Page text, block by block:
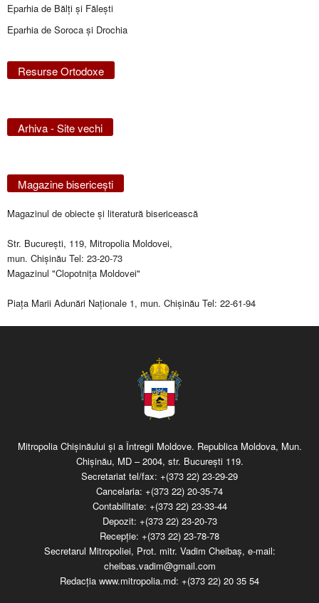
Eparhia de Bălţi şi Făleşti
Eparhia de Soroca și Drochia
Resurse Ortodoxe
Arhiva - Site vechi
Magazine bisericeşti
Magazinul de obiecte şi literatură bisericească
Str. Bucureşti, 119, Mitropolia Moldovei,
mun. Chişinău Tel: 23-20-73
Magazinul "Clopotniţa Moldovei"
Piaţa Marii Adunări Naţionale 1, mun. Chişinău Tel: 22-61-94
Mitropolia Chişinăului şi a Întregii Moldove. Republica Moldova, Mun.
Chişinău, MD – 2004, str. Bucureşti 119.
Secretariat tel/fax: +(373 22) 23-29-29
Cancelaria: +(373 22) 20-35-74
Contabilitate: +(373 22) 23-33-44
Depozit: +(373 22) 23-20-73
Recepţie: +(373 22) 23-78-78
Secretarul Mitropoliei, Prot. mitr. Vadim Cheibaş, e-mail:
cheibas.vadim@gmail.com
Redacția www.mitropolia.md: +(373 22) 20 35 54